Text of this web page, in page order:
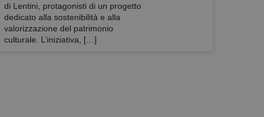
di Lentini, protagonisti di un progetto
dedicato alla sostenibilità e alla
valorizzazione del patrimonio
culturale. L’iniziativa, […]